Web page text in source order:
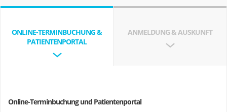
ONLINE-TERMINBUCHUNG &
PATIENTENPORTAL
ANMELDUNG & AUSKUNFT
Online-Terminbuchung und Patientenportal